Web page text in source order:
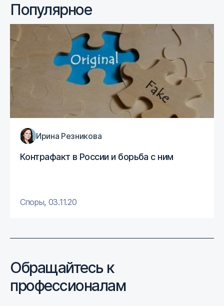
Популярное
Контрафакт в России и борьба с ним
Ирина Резникова
Споры, 03.11.20
Обращайтесь к
профессионалам